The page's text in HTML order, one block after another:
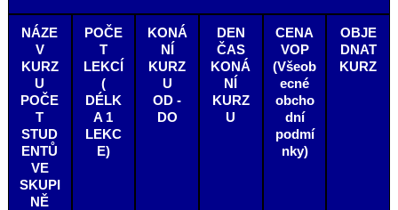
NÁZE
V
KURZ
U
POČE
T
STUD
ENTŮ
VE
SKUPI
NĚ
POČE
T
LEKCÍ
(
DÉLK
A 1
LEKC
E)
KONÁ
NÍ
KURZ
U
OD -
DO
DEN
ČAS
KONÁ
NÍ
KURZ
U
CENA
VOP
(Všeob
ecné
obcho
dní
podmí
nky)
OBJE
DNAT
KURZ